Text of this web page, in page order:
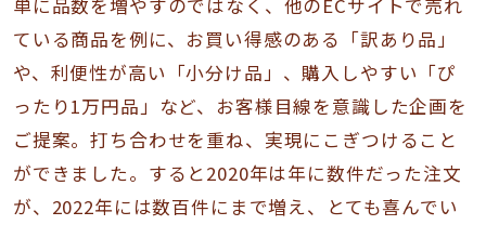
単に品数を増やすのではなく、他のECサイトで売れ
ている商品を例に、お買い得感のある「訳あり品」
や、利便性が高い「小分け品」、購入しやすい「ぴ
ったり1万円品」など、お客様目線を意識した企画を
ご提案。打ち合わせを重ね、実現にこぎつけること
ができました。すると2020年は年に数件だった注文
が、2022年には数百件にまで増え、とても喜んでい